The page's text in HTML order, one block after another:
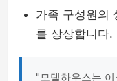
가족 구성원의
를 상상합니다.
"모델하우스는